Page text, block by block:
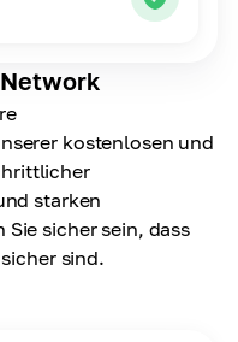
kostenlosen und
starken
sicher sein, dass
sind.